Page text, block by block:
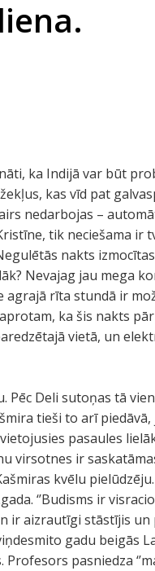
ka Indijā var būt
kas vīd pat
nedarbojas –
tik neciešama ir
nakts
Nevajag jau mega
agrajā rīta stundā ir
ka šis nakts
vietā, un
Pēc Deli sutoņas tā
tieši to arī
pasaules
virsotnes ir
kvēlu
‘’Budisms ir
ir aizrautīgi stāstījis un
gadu beigās
pasniedza